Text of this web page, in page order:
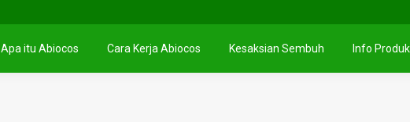
Apa itu Abiocos Cara Kerja Abiocos Kesaksian Sembuh Info Produk